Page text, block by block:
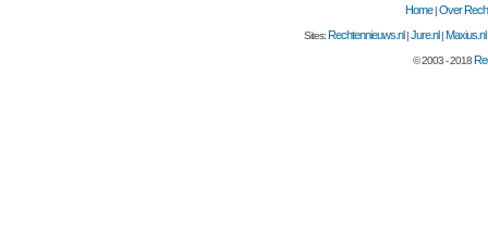
Home|Over
Sites:Rechtennieuws.nl |Jure.nl |Maxius.nl
© 2003 - 2018